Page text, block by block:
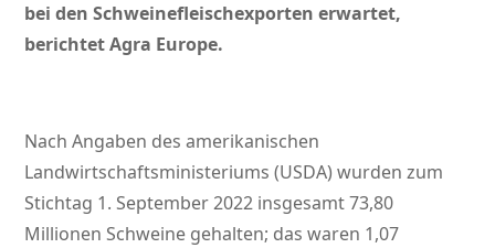
bei den Schweinefleischexporten erwartet,
berichtet Agra Europe.
Nach Angaben des amerikanischen
Landwirtschaftsministeriums (USDA) wurden zum
Stichtag 1. September 2022 insgesamt 73,80
Millionen Schweine gehalten; das waren 1,07